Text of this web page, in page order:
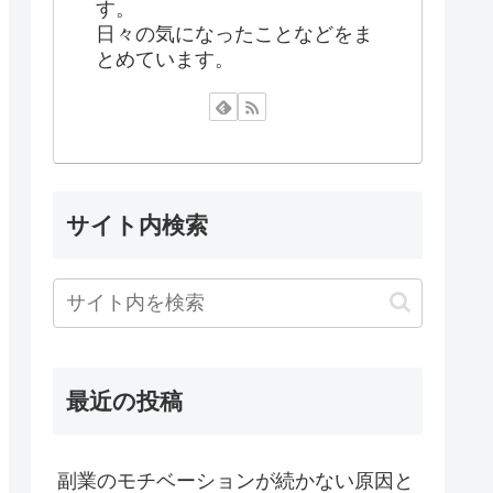
す。
日々の気になったことなどをま
とめています。
サイト内検索
最近の投稿
副業のモチベーションが続かない原因と